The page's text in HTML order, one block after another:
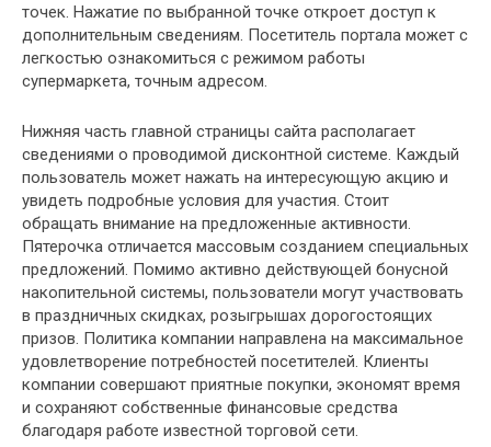
точек. Нажатие по выбранной точке откроет доступ к
дополнительным сведениям. Посетитель портала может с
легкостью ознакомиться с режимом работы
супермаркета, точным адресом.
Нижняя часть главной страницы сайта располагает
сведениями о проводимой дисконтной системе. Каждый
пользователь может нажать на интересующую акцию и
увидеть подробные условия для участия. Стоит
обращать внимание на предложенные активности.
Пятерочка отличается массовым созданием специальных
предложений. Помимо активно действующей бонусной
накопительной системы, пользователи могут участвовать
в праздничных скидках, розыгрышах дорогостоящих
призов. Политика компании направлена на максимальное
удовлетворение потребностей посетителей. Клиенты
компании совершают приятные покупки, экономят время
и сохраняют собственные финансовые средства
благодаря работе известной торговой сети.